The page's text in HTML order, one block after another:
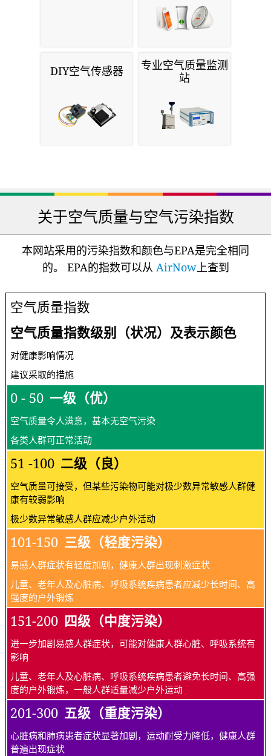
DIY空气传感器
专业空气质量监测
站
关于空气质量与空气污染指数
本网站采用的污染指数和颜色与EPA是完全相同
的。 EPA的指数可以从 AirNow上查到
空气质量指数
空气质量指数级别（状况）及表示颜色
对健康影响情况
建议采取的措施
0 - 50 一级（优）
空气质量令人满意，基本无空气污染
各类人群可正常活动
51 -100 二级（良）
空气质量可接受，但某些污染物可能对极少数异常敏感人群健
康有较弱影响
极少数异常敏感人群应减少户外活动
101-150 三级（轻度污染）
易感人群症状有轻度加剧，健康人群出现刺激症状
儿童、老年人及心脏病、呼吸系统疾病患者应减少长时间、高
强度的户外锻炼
151-200 四级（中度污染）
进一步加剧易感人群症状，可能对健康人群心脏、呼吸系统有
影响
儿童、老年人及心脏病、呼吸系统疾病患者避免长时间、高强
度的户外锻炼，一般人群适量减少户外运动
201-300 五级（重度污染）
心脏病和肺病患者症状显著加剧，运动耐受力降低，健康人群
普遍出现症状